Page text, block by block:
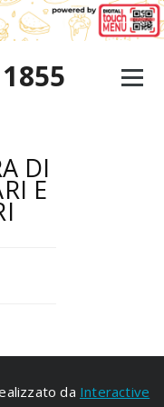
DI
E
da Interactive